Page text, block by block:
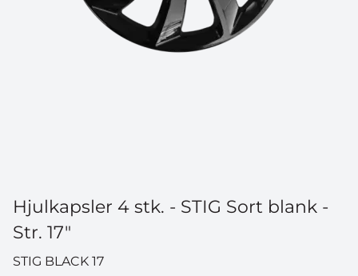
Hjulkapsler 4 stk. - STIG Sort blank -
Str. 17"
STIG BLACK 17